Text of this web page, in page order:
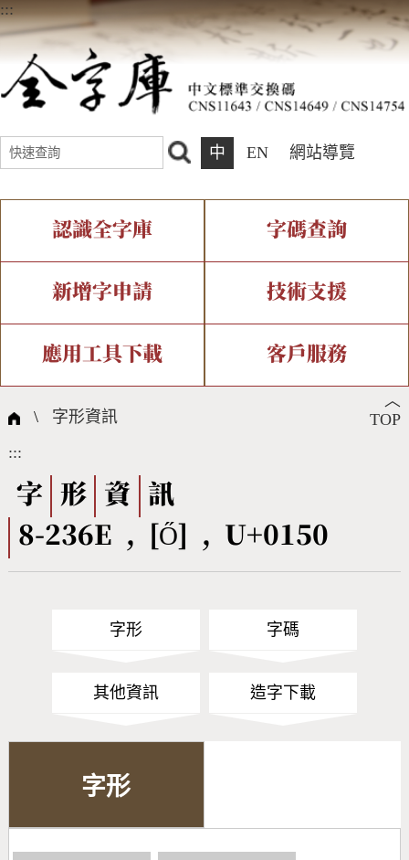
:::
中 EN 網站導覽
認識全字庫
全字庫介紹 全字庫現況
中文碼介紹 專有名詞介紹
國際字碼相關組織
字碼查詢
IDS查詢 部件查詢
複合查詢 注音查詢
筆畫查詢
筆順序查詢
CNS查詢 Unicode查詢
新增字申請
新字申請處理流程
技術支援
字形即時顯示 造字解決方案
全字庫授權 轉碼Web Service
應用工具下載
個人電腦造字處理工具
字形下載
客戶服務
問題集
熱門查詢統計
︿
TOP
\ 字形資訊
:::
字 形 資
訊
8-236E , [Ő] , U+0150
字形 字碼
其他資訊 造字下載
字形